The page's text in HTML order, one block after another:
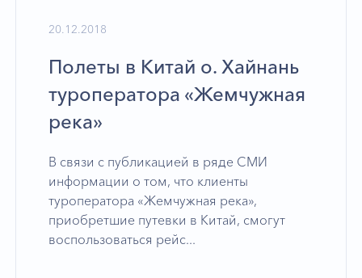
20.12.2018
Полеты в Китай о. Хайнань
туроператора «Жемчужная
река»
В связи с публикацией в ряде СМИ
информации о том, что клиенты
туроператора «Жемчужная река»,
приобретшие путевки в Китай, смогут
воспользоваться рейс...